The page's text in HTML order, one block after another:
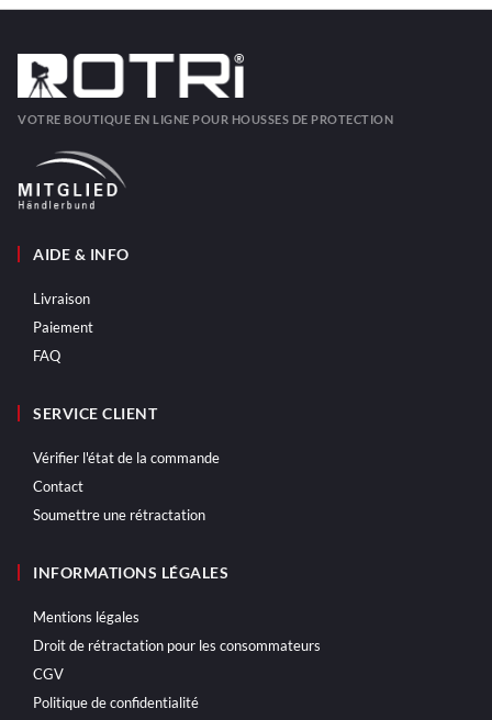
VOTRE BOUTIQUE EN LIGNE POUR HOUSSES DE PROTECTION
AIDE & INFO
Livraison
Paiement
FAQ
SERVICE CLIENT
Vérifier l'état de la commande
Contact
Soumettre une rétractation
INFORMATIONS LÉGALES
Mentions légales
Droit de rétractation pour les consommateurs
CGV
Politique de confidentialité